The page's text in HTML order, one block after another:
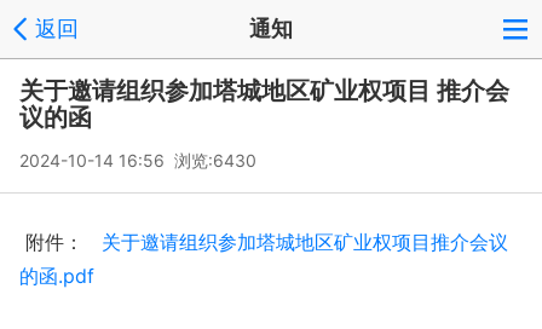
返回 通知
关于邀请组织参加塔城地区矿业权项目 推介会
议的函
2024-10-14 16:56 浏览:6430
附件：
关于邀请组织参加塔城地区矿业权项目推介会议
的函.pdf